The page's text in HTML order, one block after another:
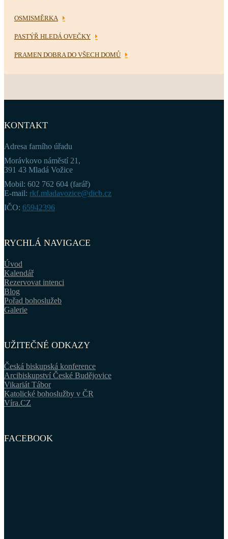
OSMISMĚRKA
PASTÝŘ HLEDÁ OVEČKY
PRAMEN DOBRA DO VŠECH DOMŮ
KONTAKT
Adresa farního úřadu
Morávkovo náměstí 21,
391 43 Mladá Vožice
Mobil: 602 762 604 (farář)
E-mail: rkf.mladavozice@dicb.cz
IČO: 65942396
RYCHLÁ NAVIGACE
Úvod
Kalendář
Rezervovat intenci
Blog
Pořad bohoslužeb
Galerie
UŽITEČNÉ ODKAZY
Česká biskupská konference
Arcibiskupství České Budějovice
Vikariát Tábor
Katolické bohoslužby v ČR
Víra.CZ
FACEBOOK